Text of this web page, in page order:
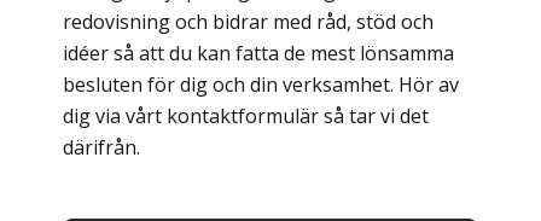
redovisning och bidrar med råd, stöd och
idéer så att du kan fatta de mest lönsamma
besluten för dig och din verksamhet. Hör av
dig via vårt kontaktformulär så tar vi det
därifrån.